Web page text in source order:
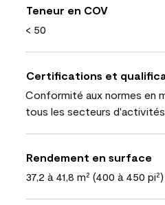
Teneur en COV
< 50
Certifications et
Conformité aux normes en
tous les secteurs d'activités
Rendement en surface
37,2 à 41,8 m² (400 à 450 pi²)